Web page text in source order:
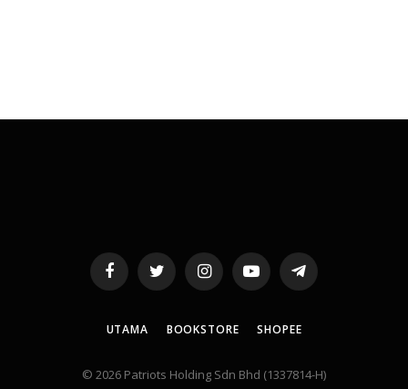
FacebookTwitter InstagramYouTubeTelegram
UTAMA BOOKSTORE SHOPEE
© 2026 Patriots Holding Sdn Bhd (1337814-H)